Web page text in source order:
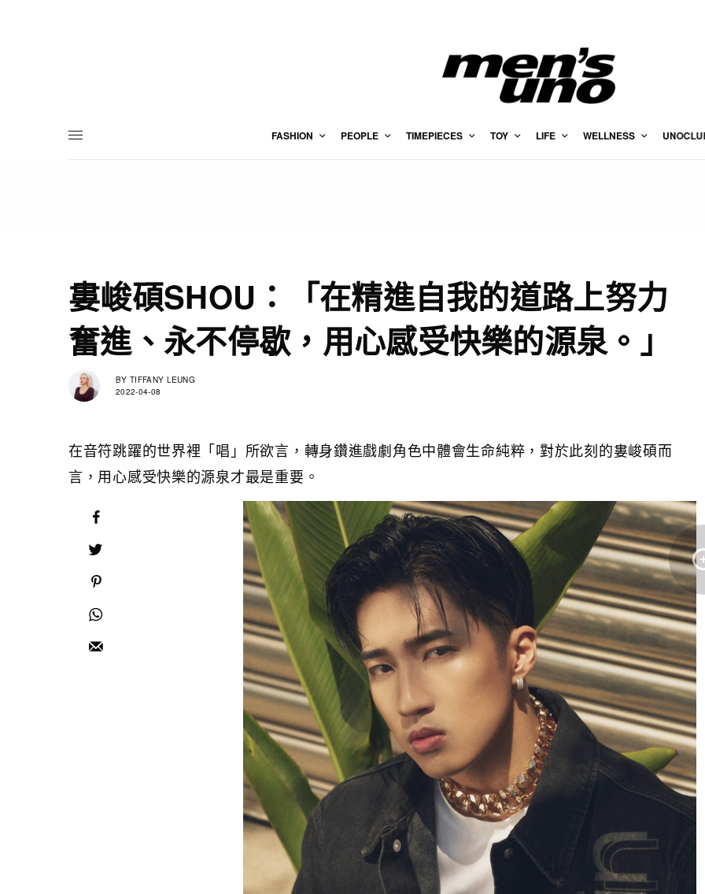
FASHION PEOPLE TIMEPIECES TOY LIFE WELLNESS
婁峻碩SHOU：「在精進自我的道路上努力
奮進、永不停歇，用心感受快樂的源泉。」
BY TIFFANY LEUNG
2022-04-08
在音符跳躍的世界裡「唱」所欲言，轉身鑽進戲劇角色中體會生命純粹，對於此刻的婁峻碩而
言，用心感受快樂的源泉才最是重要。